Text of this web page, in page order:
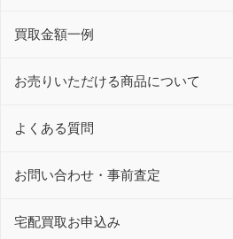
買取金額一例
お売りいただける商品について
よくある質問
お問い合わせ・事前査定
宅配買取お申込み